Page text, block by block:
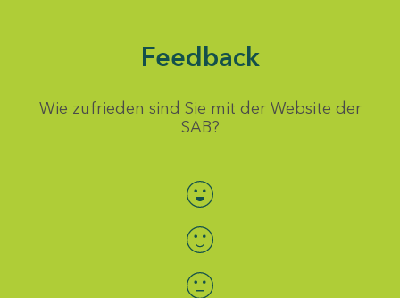
Feedback
Wie zufrieden sind Sie mit der Website der
SAB?
Bewertung auswählen